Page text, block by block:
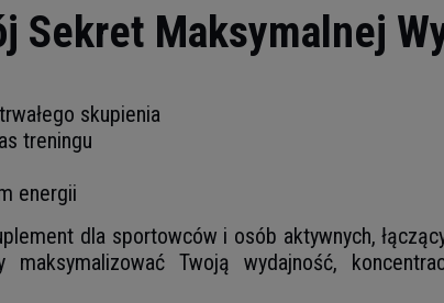
Sekret Maksymalnej
skupienia
treningu
energii
dla sportowców i osób aktywnych,
Twoją wydajność,